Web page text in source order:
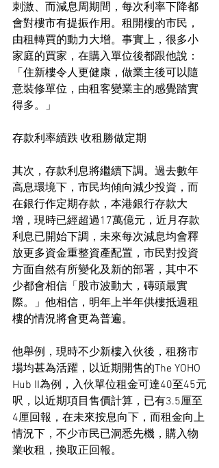
刺激、而減息周期間，每次利率下降都
會對樓市有提振作用。租開樓的市民，
由租轉買的動力大增。事實上，很多小
家庭的買家，在購入單位後都跟他說：
「住新樓令人更健康，做業主後可以隨
意裝修單位，由租客變業主的感覺踏實
得多。」
存款利率續跌 收租勝做定期
其次，存款利息將繼續下調。過去數年
高息環境下，市民均傾向減少投資，而
在銀行作定期存款，本港銀行存款大
增，現時已經超過17萬億元，近月存款
利息已開始下調，未來每次減息均會釋
放更多資金重整資產配置，市民對投資
方面自然有所變化及新的部署，其中不
少都會相信「股市波動大，磚頭最實
際。」他相信，明年上半年供樓抵過租
樓的情況將會更為普遍。
他舉例，現時不少新樓入伙後，租務市
場均甚為活躍，以近期開售的The YOHO
Hub II為例，入伙單位租金可達40至45元
呎，以近期項目售價計算，已有3.5厘至
4厘回報，在未來按息向下，而租金向上
情況下，不少市民已洞悉先機，購入物
業收租，換取正回報。